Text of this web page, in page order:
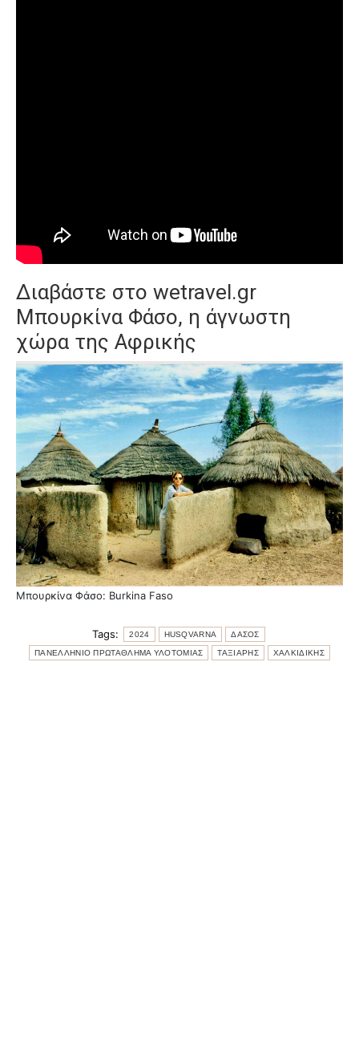
Διαβάστε στο wetravel.gr
Μπουρκίνα Φάσο, η άγνωστη
χώρα της Αφρικής
Μπουρκίνα Φάσο: Burkina Faso
Tags: 2024 HUSQVARNA ΔΑΣΟΣ
ΠΑΝΕΛΛΗΝΙΟ ΠΡΩΤΑΘΛΗΜΑ ΥΛΟΤΟΜΙΑΣ ΤΑΞΙΑΡΗΣ ΧΑΛΚΙΔΙΚΗΣ